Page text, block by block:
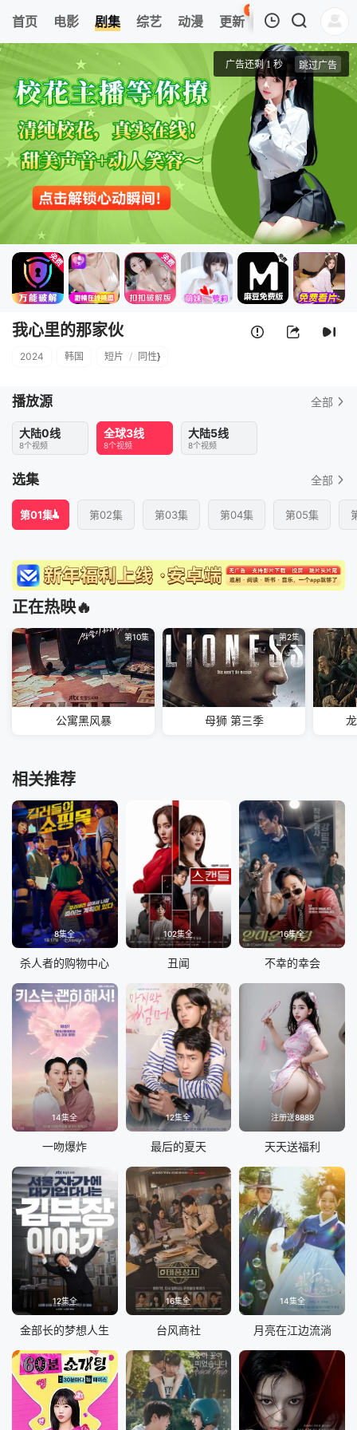
首页 电影 剧集 综艺 动漫 更新
95
热榜 APP
我的观影记录
第01集
我心里的那家伙
清空
我心里的那家伙
2024 韩国 短片 / 同性}
播放源 全部
大陆0线
8个视频
全球3线
8个视频
大陆5线
8个视频
选集 全部
第01集 第02集 第03集 第04集 第05集
正在热映🔥
第10集
公寓黑风暴
第2集
母狮 第三季
相关推荐
8集全
杀人者的购物中心
102集全
丑闻
16集全
不幸的幸会
14集全
一吻爆炸
12集全
最后的夏天
注册送8888
天天送福利
12集全
金部长的梦想人生
16集全
台风商社
14集全
月亮在江边流淌